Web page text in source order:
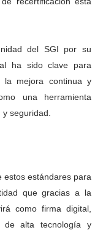
del SGI por su
ha sido clave para
la mejora continua y
una herramienta
seguridad.
estos estándares para
que gracias a la
como firma digital,
de alta tecnología y